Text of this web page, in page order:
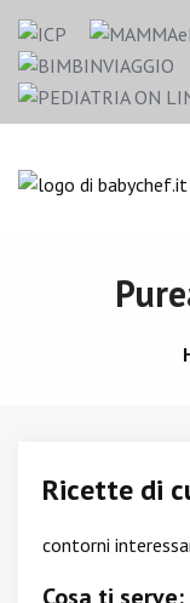
Ricette di
contorni